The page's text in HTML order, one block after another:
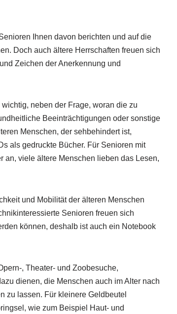
Ihnen davon berichten und auf die
Doch auch ältere Herrschaften freuen sich
Zeichen der Anerkennung und
neben der Frage, woran die zu
Beeinträchtigungen oder sonstige
Menschen, der sehbehindert ist,
als gedruckte Bücher. Für Senioren mit
an, viele ältere Menschen lieben das Lesen,
und Mobilität der älteren Menschen
Senioren freuen sich
können, deshalb ist auch ein Notebook
, Theater- und Zoobesuche,
dienen, die Menschen auch im Alter nach
zu lassen. Für kleinere Geldbeutel
wie zum Beispiel Haut- und